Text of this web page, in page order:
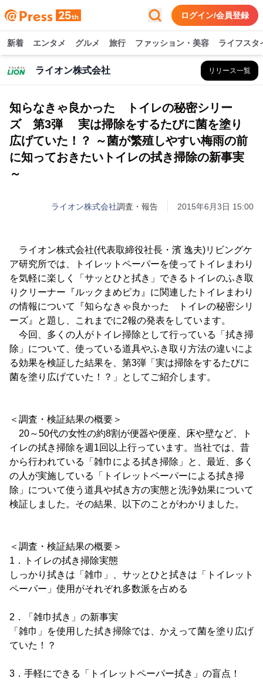
ログイン/会員登録
新着 エンタメ グルメ 旅行 ファッション・美容 ライフスタ
ライオン株式会社 リリース一覧
知らなきゃ良かった トイレの秘密シリー
ズ 第3弾 実は掃除をするたびに菌を塗り
広げていた！？ ～菌が繁殖しやすい梅雨の前
に知っておきたいトイレの拭き掃除の新事実
～
ライオン株式会社調査・報告 2015年6月3日 15:00
ライオン株式会社(代表取締役社長・濱 逸夫)リビングケ
ア研究所では、トイレットペーパーを使ってトイレまわり
を気軽に楽しく「サッとひと拭き」できるトイレのふき取
りクリーナー『ルックまめピカ』に関連したトイレまわり
の情報について『知らなきゃ良かった トイレの秘密シリ
ーズ』と題し、これまでに2報の発表をしています。
今回、多くの人がトイレ掃除として行っている「拭き掃
除」について、使っている道具やふき取り方法の違いによ
る効果を検証した結果を、第3弾「実は掃除をするたびに
菌を塗り広げていた！？」としてご紹介します。
＜調査・検証結果の概要＞
20～50代の女性の約8割が便器や便座、床や壁など、ト
イレの拭き掃除を週1回以上行っています。当社では、昔
から行われている「雑巾による拭き掃除」と、最近、多く
の人が実施している「トイレットペーパーによる拭き掃
除」について使う道具や拭き方の実態と洗浄効果について
検証しました。その結果、以下のことがわかりました。
＜調査・検証結果の概要＞
1．トイレの拭き掃除実態
しっかり拭きは「雑巾」、サッとひと拭きは「トイレット
ペーパー」使用がそれぞれ多数派を占める
2．「雑巾拭き」の新事実
「雑巾」を使用した拭き掃除では、かえって菌を塗り広げ
ていた！？
3．手軽にできる「トイレットペーパー拭き」の盲点！